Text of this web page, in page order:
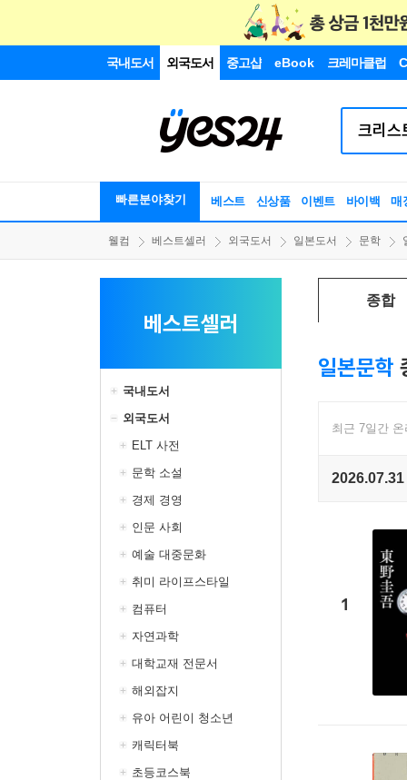
국내도서 외국도서 중고샵 eBook 크레마클럽
빠른분야찾기 베스트 신상품 이벤트 바이백 매
웰컴 베스트셀러 외국도서 일본도서 문학
베스트셀러
국내도서
외국도서
ELT 사전
문학 소설
경제 경영
인문 사회
예술 대중문화
취미 라이프스타일
컴퓨터
자연과학
대학교재 전문서
해외잡지
유아 어린이 청소년
캐릭터북
초등코스북
종합
일본문학
최근 7일간
1